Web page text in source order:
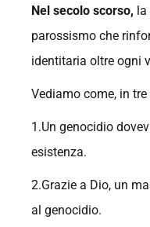
Nel secolo scorso, la
parossismo che
identitaria oltre ogni
Vediamo come, in
1.Un genocidio
esistenza.
2.Grazie a Dio, un
al genocidio.